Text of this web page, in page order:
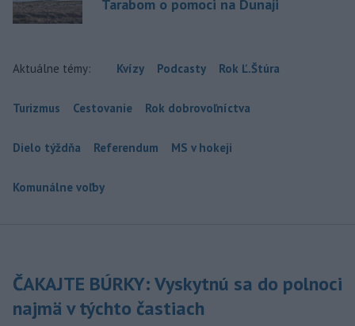
Tarabom o pomoci na Dunaji
Aktuálne témy: Kvízy Podcasty Rok Ľ.Štúra
Turizmus Cestovanie Rok dobrovoľníctva
Dielo týždňa Referendum MS v hokeji
Komunálne voľby
ČAKAJTE BÚRKY: Vyskytnú sa do polnoci
najmä v týchto častiach